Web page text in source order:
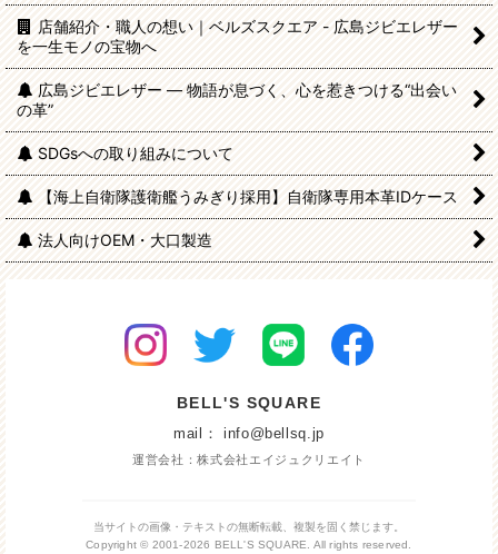
店舗紹介・職人の想い｜ベルズスクエア - 広島ジビエレザー
を一生モノの宝物へ
広島ジビエレザー — 物語が息づく、心を惹きつける“出会い
の革”
SDGsへの取り組みについて
【海上自衛隊護衛艦うみぎり採用】自衛隊専用本革IDケース
法人向けOEM・大口製造
BELL'S SQUARE
mail： info@bellsq.jp
運営会社：株式会社エイジュクリエイト
当サイトの画像・テキストの無断転載、複製を固く禁じます。
Copyright © 2001-2026 BELL'S SQUARE. All rights reserved.